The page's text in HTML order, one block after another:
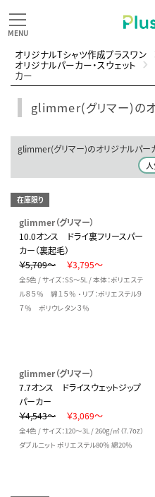
オリジナルTシャツ作成プラスワン
オリジナルパーカー・スウェット
カー
glimmer(グリマー)の
glimmer(グリマー)のオリジナルパー
在庫限り
glimmer（グリマー）
10.0オンス ドライ裏フリースパー
カー（裏起毛）
￥5,709～
￥3,795～
全5色 / サイズ：SS～5L / 本体：ポリエステ
ル８５％ 綿１５％ ・ リブ：ポリエステル９
７％ ポリウレタン３％
glimmer（グリマー）
7.7オンス ドライスウェットジップ
パーカー
￥4,543～
￥3,069～
全4色 / サイズ：120～3L / 260g/㎡（7.7oz）
ダブルニット ポリエステル80％ 綿20％